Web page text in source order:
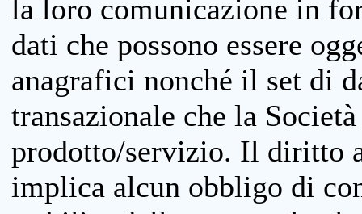
la loro comunicazione in
dati che possono essere
anagrafici nonché il set di
transazionale che la
prodotto/servizio. Il diritto
implica alcun obbligo di